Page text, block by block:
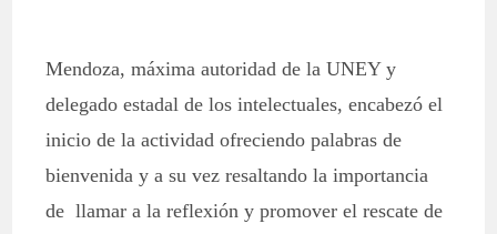
Mendoza, máxima autoridad de la UNEY y
delegado estadal de los intelectuales, encabezó el
inicio de la actividad ofreciendo palabras de
bienvenida y a su vez resaltando la importancia
de llamar a la reflexión y promover el rescate de